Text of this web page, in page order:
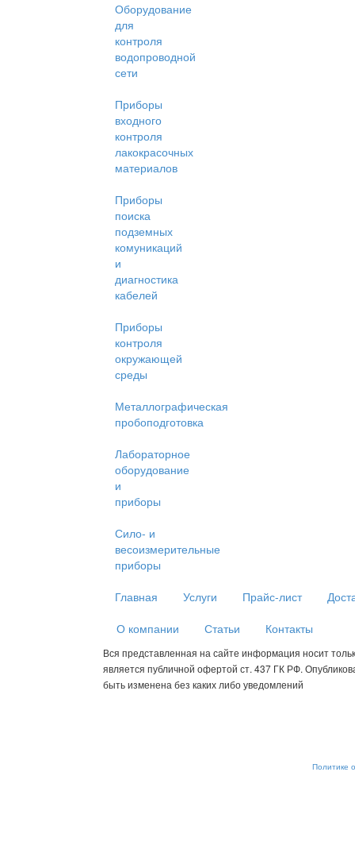
Оборудование
для
контроля
водопроводной
сети
Приборы
входного
контроля
лакокрасочных
материалов
Приборы
поиска
подземных
комуникаций
и
диагностика
кабелей
Приборы
контроля
окружающей
среды
Металлографическая
пробоподготовка
Лабораторное
оборудование
и
приборы
Сило- и
весоизмерительные
приборы
Главная Услуги Прайс-лист
О компании
Статьи Контакты
Вся представленная на сайте информация носит
является публичной офертой ст. 437 ГК РФ.
быть изменена без каких либо уведомлений
Политике